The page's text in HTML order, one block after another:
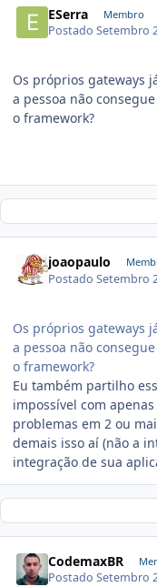
ESerra Membro
PostadoSetembro
Os próprios gateways
a pessoa não
o framework?
joaopaulo
PostadoSetembro
Os próprios gateways
a pessoa não
o framework?
Eu também partilho
impossível com
problemas em 2 ou
demais isso aí (não a
integração de sua
CodemaxBR
PostadoSetembro